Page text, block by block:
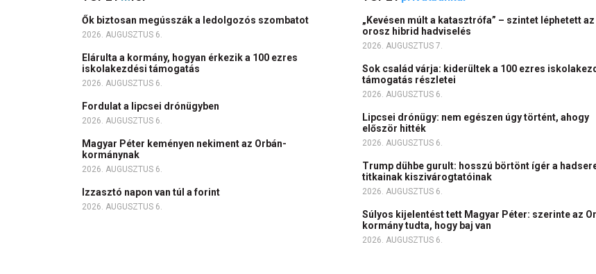
Ők biztosan megússzák a ledolgozós szombatot
2026. AUGUSZTUS 6.
Elárulta a kormány, hogyan érkezik a 100 ezres
iskolakezdési támogatás
2026. AUGUSZTUS 6.
Fordulat a lipcsei drónügyben
2026. AUGUSZTUS 6.
Magyar Péter keményen nekiment az Orbán-
kormánynak
2026. AUGUSZTUS 6.
Izzasztó napon van túl a forint
2026. AUGUSZTUS 6.
„Kevésen múlt a katasztrófa” – szintet léphetett az
orosz hibrid hadviselés
2026. AUGUSZTUS 7.
Sok család várja: kiderültek a 100 ezres
támogatás részletei
2026. AUGUSZTUS 6.
Lipcsei drónügy: nem egészen úgy történt, ahogy
először hitték
2026. AUGUSZTUS 6.
Trump dühbe gurult: hosszú börtönt ígér a
titkainak kiszivárogtatóinak
2026. AUGUSZTUS 6.
Súlyos kijelentést tett Magyar Péter: szerinte az
kormány tudta, hogy baj van
2026. AUGUSZTUS 6.